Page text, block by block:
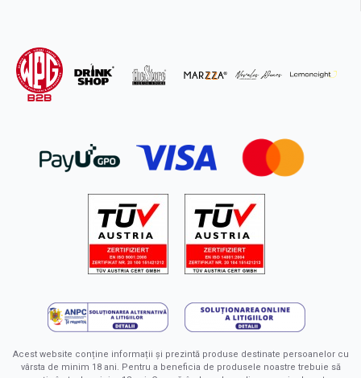
Acest website conține informații și prezintă produse destinate persoanelor cu
vârsta de minim 18 ani. Pentru a beneficia de produsele noastre trebuie să